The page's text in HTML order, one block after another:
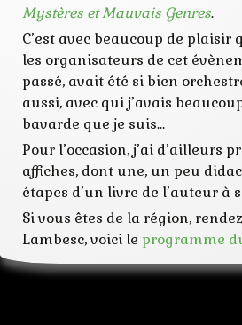
Mystères et Mauvais Genres.
C’est avec beaucoup de plaisir
les organisateurs de cet
passé, avait été si bien
aussi, avec qui j’avais
bavarde que je suis…
Pour l’occasion, j’ai d’ailleurs
affiches, dont une, un peu
étapes d’un livre de l’auteur à
Si vous êtes de la région,
Lambesc, voici le programme